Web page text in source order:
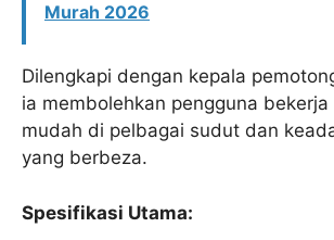
Murah 2026
Dilengkapi dengan kepala
ia membolehkan pengguna
mudah di pelbagai sudut dan
yang berbeza.
Spesifikasi Utama: